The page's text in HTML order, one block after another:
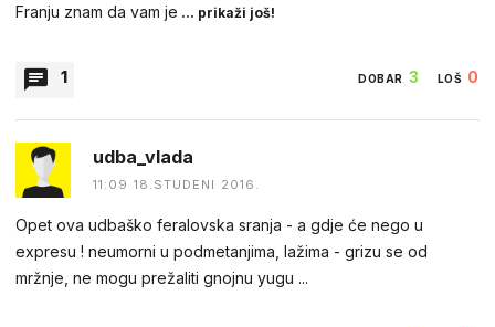
Franju znam da vam je ... prikaži još!
1 DOBAR 3 LOŠ 0
FRANJO_RVATINA
01:59 18.STUDENI 2016.
tomo stajali smo na cuki ,i ne vredaj pi.do
udba_vlada
11:09 18.STUDENI 2016.
Opet ova udbaško feralovska sranja - a gdje će nego u
expresu ! neumorni u podmetanjima, lažima - grizu se od
mržnje, ne mogu prežaliti gnojnu yugu ...